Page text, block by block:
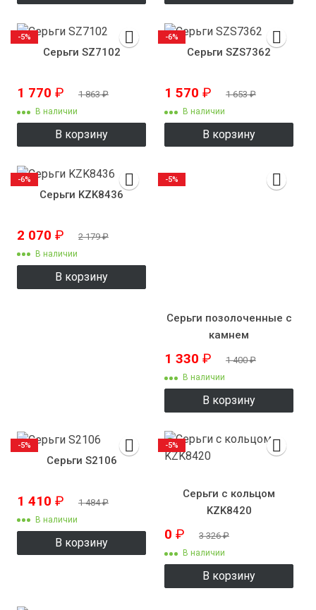
Серьги SZ7102
1 770 ₽ 1 863₽
В наличии
В корзину
-5%
Серьги SZS7362
1 570 ₽ 1 653₽
В наличии
В корзину
-6%
Серьги KZK8436
2 070 ₽ 2 179₽
В наличии
В корзину
-6%
Серьги позолоченные с
камнем
1 330 ₽ 1 400₽
В наличии
В корзину
-5%
Серьги S2106
1 410 ₽ 1 484₽
В наличии
В корзину
-5%
Серьги с кольцом
KZK8420
0 ₽ 3 326₽
В наличии
В корзину
-5%